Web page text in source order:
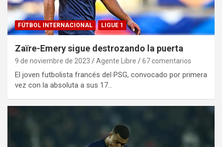
FÚTBOL INTERNACIONAL LIGUE 1
Zaïre-Emery sigue destrozando la puerta
9 de noviembre de 2023 Agente Libre 67 comentarios
El joven futbolista francés del PSG, convocado por primera
vez con la absoluta a sus 17…